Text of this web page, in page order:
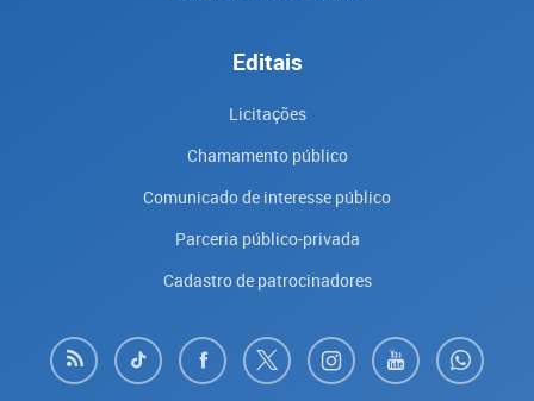
Editais
Licitações
Chamamento público
Comunicado de interesse público
Parceria público-privada
Cadastro de patrocinadores